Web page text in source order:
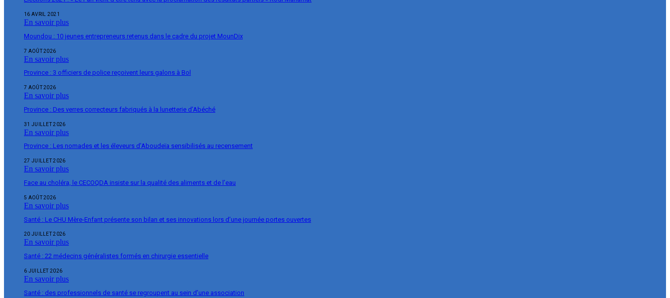
16 AVRIL 2021
En savoir plus
Moundou : 10 jeunes entrepreneurs retenus dans le cadre du projet MounDix
7 AOÛT 2026
En savoir plus
Province : 3 officiers de police reçoivent leurs galons à Bol
7 AOÛT 2026
En savoir plus
Province : Des verres correcteurs fabriqués à la lunetterie d’Abéché
31 JUILLET 2026
En savoir plus
Province : Les nomades et les éleveurs d’Aboudeïa sensibilisés au recensement
27 JUILLET 2026
En savoir plus
Face au choléra, le CECOQDA insiste sur la qualité des aliments et de l’eau
5 AOÛT 2026
En savoir plus
Santé : Le CHU Mère-Enfant présente son bilan et ses innovations lors d’une journée portes ouvertes
20 JUILLET 2026
En savoir plus
Santé : 22 médecins généralistes formés en chirurgie essentielle
6 JUILLET 2026
En savoir plus
Santé : des professionnels de santé se regroupent au sein d’une association